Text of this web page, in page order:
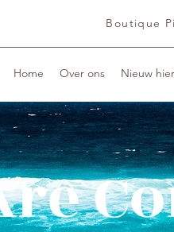
Boutique
Home Over ons Nieuw